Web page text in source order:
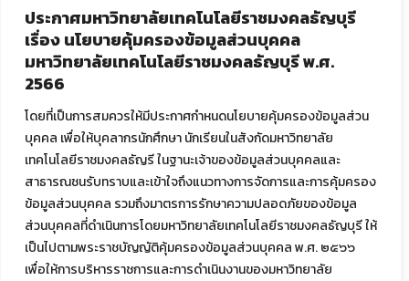
ประกาศมหาวิทยาลัยเทคโนโลยีราชมงคลธัญบุรี
เรื่อง นโยบายคุ้มครองข้อมูลส่วนบุคคล
มหาวิทยาลัยเทคโนโลยีราชมงคลธัญบุรี พ.ศ.
2566
โดยที่เป็นการสมควรให้มีประกาศกำหนดนโยบายคุ้มครองข้อมูลส่วน
บุคคล เพื่อให้บุคลากรนักศึกษา นักเรียนในสังกัดมหาวิทยาลัย
เทคโนโลยีราชมงคลธัญรี ในฐานะเจ้าของข้อมูลส่วนบุคคลและ
สาธารณชนรับทราบและเข้าใจถึงแนวทางการจัดการและการคุ้มครอง
ข้อมูลส่วนบุคคล รวมถึงมาตรการรักษาความปลอดภัยของข้อมูล
ส่วนบุคคลที่ดำเนินการโดยมหาวิทยาลัยเทคโนโลยีราชมงคลธัญบุรี ให้
เป็นไปตามพระราชบัญญัติคุ้มครองข้อมูลส่วนบุคคล พ.ศ. ๒๕๖๖
เพื่อให้การบริหารราชการและการดำเนินงานของมหาวิทยาลัย
อัจฉริยะ
26/06/2026
0
รอบเช้า (10.00 น.)
ภาพบรรยากาศการสอบภาษาอังกฤษ
Password (RT-TEP) วันที่ 1 เมษายน 2569
รอบเช้า (10.00 น.)
01/04/2026
0